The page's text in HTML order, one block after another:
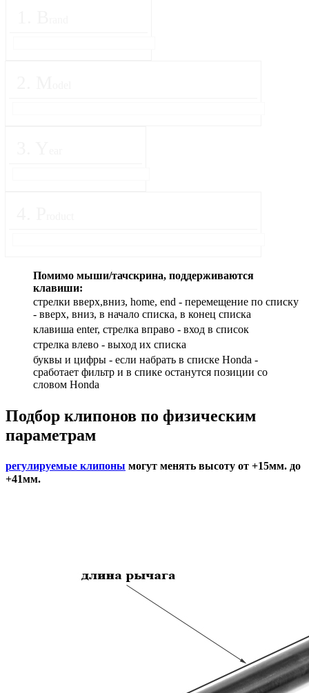
Помимо мыши/тачскрина, поддерживаются
клавиши:
стрелки вверх,вниз, home, end - перемещение по списку
- вверх, вниз, в начало списка, в конец списка
клавиша enter, стрелка вправо - вход в список
cтрелка влево - выход их списка
буквы и цифры - если набрать в списке Honda -
сработает фильтр и в спике останутся позиции со
словом Honda
Подбор клипонов по физическим
параметрам
регулируемые клипоны могут менять высоту от +15мм. до
+41мм.